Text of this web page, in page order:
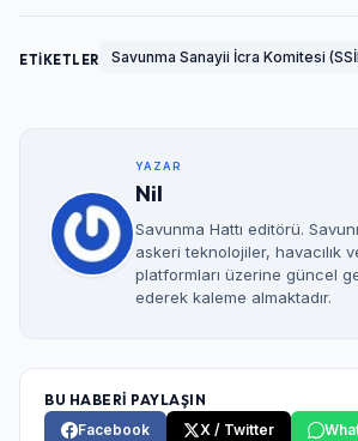
ETİKETLER Savunma Sanayii İcra Komitesi
YAZAR
Nil
Savunma Hattı editörü.
askeri teknolojiler, havacılık
platformları üzerine güncel
ederek kaleme almaktadır.
BU HABERİ PAYLAŞIN
Facebook
X / Twitter